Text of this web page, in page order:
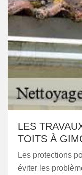
LES
TOITS À
Les protections
éviter les